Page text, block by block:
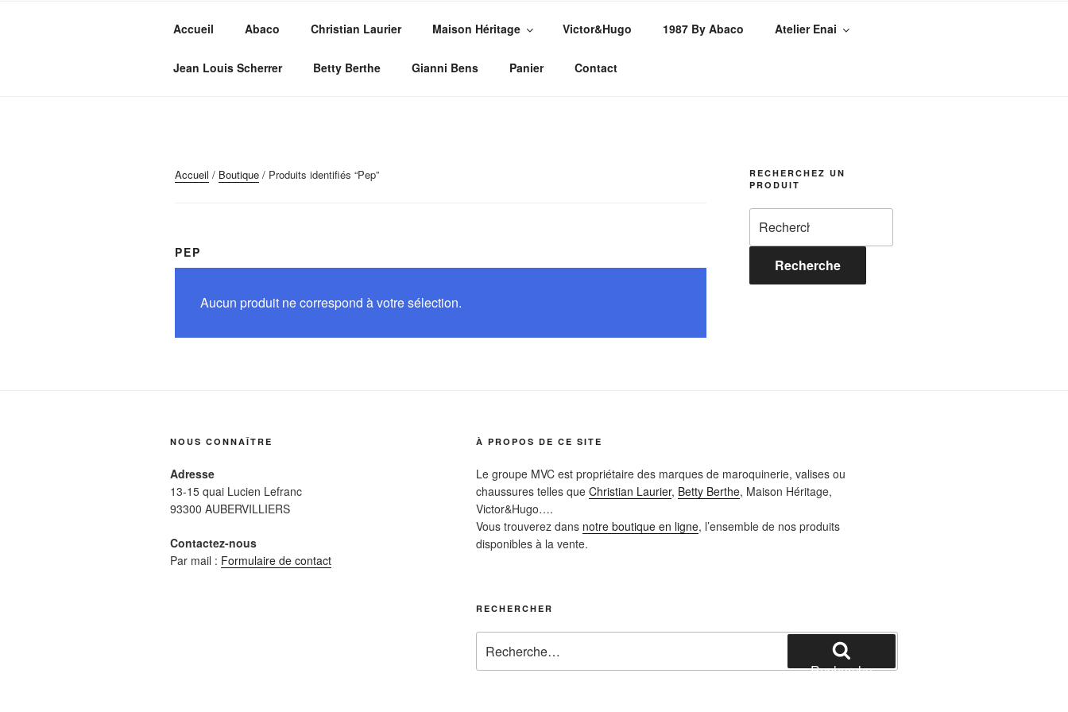
MVC GROUPE
Maroquinerie – Valises – Chaussures
Accueil Abaco Christian Laurier Maison Héritage Victor&Hugo 1987 By Abaco Atelier Enai
Jean Louis Scherrer Betty Berthe Gianni Bens Panier Contact
Accueil / Boutique / Produits identifiés “Pep”
PEP
Aucun produit ne correspond à votre sélection.
RECHERCHEZ UN
PRODUIT
pour :
Recherche
NOUS CONNAÎTRE
Adresse
13-15 quai Lucien Lefranc
93300 AUBERVILLIERS
Contactez-nous
Par mail : Formulaire de contact
À PROPOS DE CE SITE
Le groupe MVC est propriétaire des marques de maroquinerie, valises ou
chaussures telles que Christian Laurier, Betty Berthe, Maison Héritage,
Victor&Hugo….
Vous trouverez dans notre boutique en ligne, l’ensemble de nos produits
disponibles à la vente.
RECHERCHER
pour
:
Recherche